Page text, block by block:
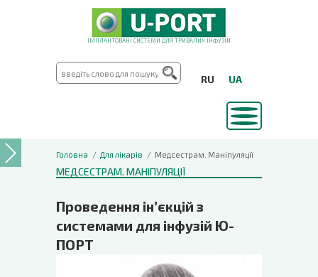
ІМПЛАНТОВАНІ СИСТЕМИ ДЛЯ ТРИВАЛИХ ІНФУЗІЙ
RU UA
Головна Для лікарів Медсестрам. Маніпуляції
МЕДСЕСТРАМ. МАНІПУЛЯЦІЇ
Проведення ін’єкцій з
системами для інфузій Ю-
ПОРТ